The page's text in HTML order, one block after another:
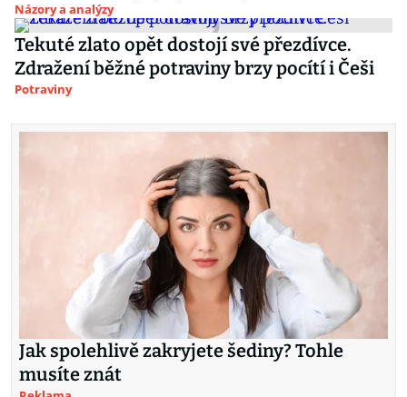
Názory a analýzy
Tekuté zlato opět dostojí své přezdívce.
Zdražení běžné potraviny brzy pocítí i Češi
Potraviny
Jak spolehlivě zakryjete šediny? Tohle
musíte znát